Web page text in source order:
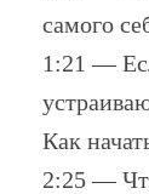
самого
1:21 —
Как
2:25 —